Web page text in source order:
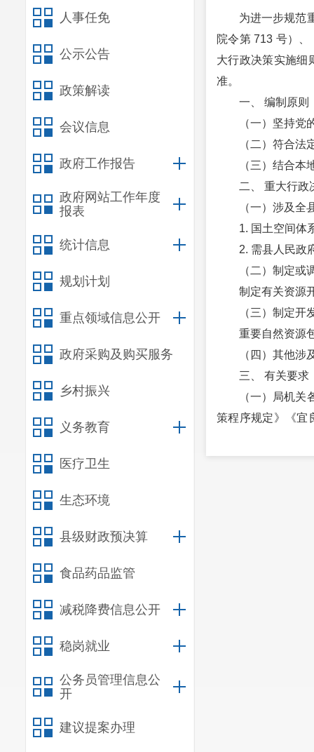
人事任免
公示公告
政策解读
会议信息
政府工作报告
政府网站工作年度
报表
统计信息
规划计划
重点领域信息公开
政府采购及购买服务
乡村振兴
义务教育
医疗卫生
生态环境
县级财政预决算
食品药品监管
减税降费信息公开
稳岗就业
公务员管理信息公
开
建议提案办理
为进一步规范
院令第 713 号）
大行政决策实施细
准。
一、 编制原则
（一）坚持
（二）符合法
（三）结合
二、 重大行政
（一）涉及全
1. 国土空间体
2. 需县人民政
（二）制定
制定有关资源
（三）制定
重要自然资源
（四）其他涉
三、 有关要求
（一）局机
策程序规定》《宜
（二）重大行